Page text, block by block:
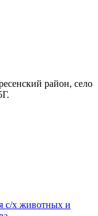
район, село
с/х животных и